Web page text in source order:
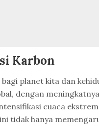
Karbon
planet kita dan
dengan
cuaca
tidak hanya